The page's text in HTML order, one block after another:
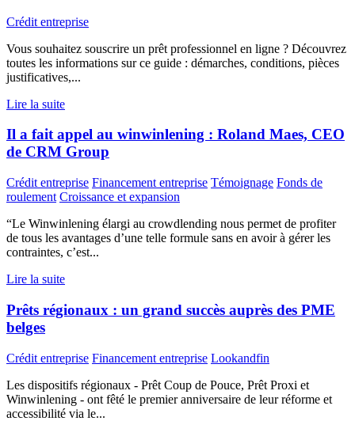
Crédit entreprise
Vous souhaitez souscrire un prêt professionnel en ligne ? Découvrez
toutes les informations sur ce guide : démarches, conditions, pièces
justificatives,...
Lire la suite
Il a fait appel au winwinlening : Roland Maes, CEO
de CRM Group
Crédit entreprise Financement entreprise Témoignage Fonds de
roulement Croissance et expansion
“Le Winwinlening élargi au crowdlending nous permet de profiter
de tous les avantages d’une telle formule sans en avoir à gérer les
contraintes, c’est...
Lire la suite
Prêts régionaux : un grand succès auprès des PME
belges
Crédit entreprise Financement entreprise Lookandfin
Les dispositifs régionaux - Prêt Coup de Pouce, Prêt Proxi et
Winwinlening - ont fêté le premier anniversaire de leur réforme et
accessibilité via le...